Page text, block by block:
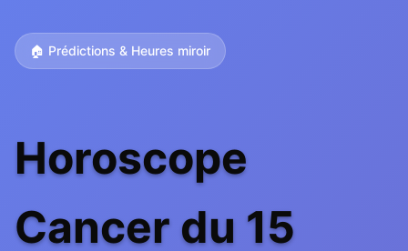
🏠 Prédictions & Heures miroir
Horoscope
Cancer du 15